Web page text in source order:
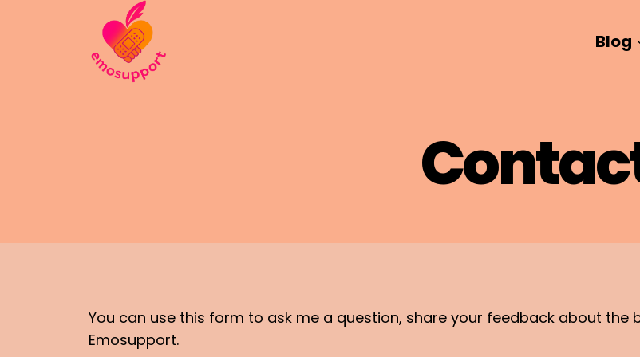
Blog
You can use this form to ask me a question, share your feedback about
Emosupport.